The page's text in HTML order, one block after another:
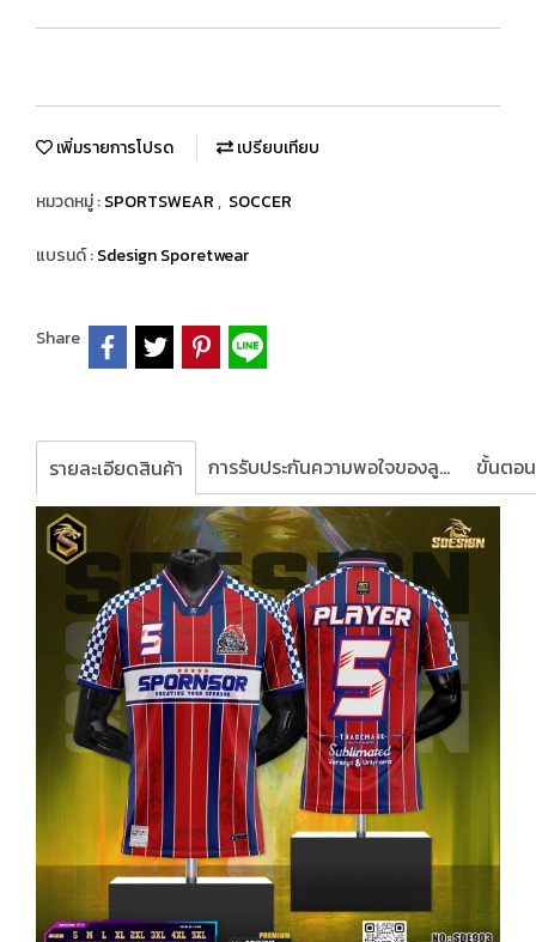
เพิ่มรายการโปรด เปรียบเทียบ
หมวดหมู่ :SPORTSWEAR, SOCCER
แบรนด์ :Sdesign Sporetwear
Share
รายละเอียดสินค้า การรับประกันความพอใจของลูกค้า